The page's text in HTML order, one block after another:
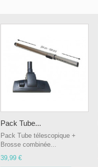
Pack Tube...
Pack Tube télescopique +
Brosse combinée...
39,99 €